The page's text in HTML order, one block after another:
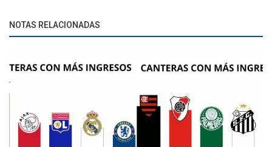
NOTAS RELACIONADAS